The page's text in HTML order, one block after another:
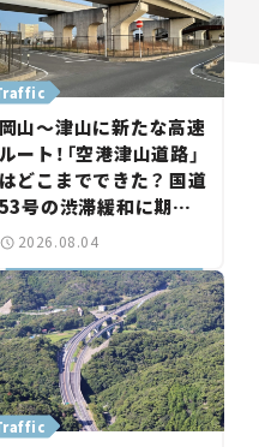
岡山～津山に新たな高速
ルート！「空港津山道路」
はどこまでできた？ 国道
53号の渋滞緩和に期待。
岡山市側でも動きが【い
2026.08.04